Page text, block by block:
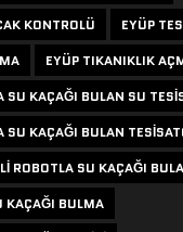
KONTROLÜ
EYÜP
EYÜP TIKANIKLIK
SU KAÇAĞI BULAN SU
SU KAÇAĞI BULAN
ROBOTLA SU KAÇAĞI
KAÇAĞI BULMA